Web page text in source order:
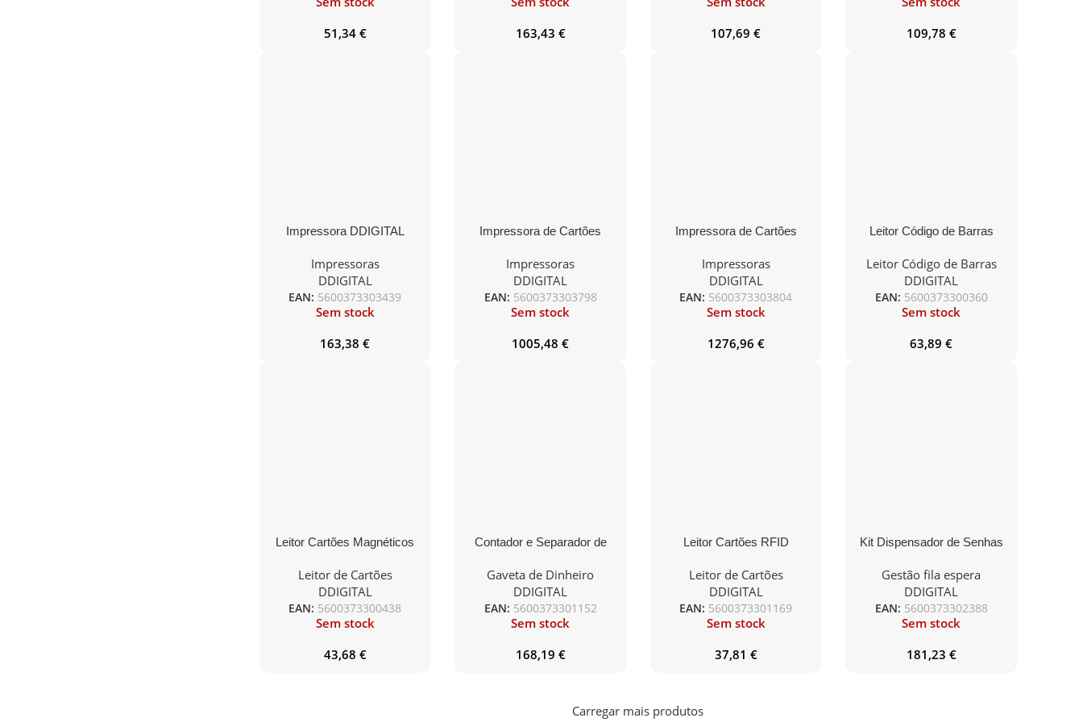
51,34 €
163,43 €
107,69€
109,78 €
Impressora DDIGITAL
IP54 80MM Recibos
/Etiquetas – L36BTDM
Impressoras
DDIGITAL
EAN: 5600373303439
Sem stock
163,38€
Impressora de Cartões
USB/Ethernet
Impressoras
DDIGITAL
EAN: 5600373303798
Sem stock
1005,48€
Impressora de Cartões
side / Magnetic Encoder –
US/Ethernet
Impressoras
DDIGITAL
EAN: 5600373303804
Sem stock
1276,96 €
Leitor Código de Barras
BTS110 – c/ Pen
USB/Bluetooth
Leitor Código de Barras
DDIGITAL
EAN: 5600373300360
Sem stock
63,89€
Leitor Cartões Magnéticos
M123
Leitor de Cartões
DDIGITAL
EAN: 5600373300438
Sem stock
43,68 €
Contador e Separador de
Gaveta de Dinheiro
DDIGITAL
EAN: 5600373301152
Sem stock
168,19 €
Leitor Cartões RFID
USB 125Khz EM
Leitor de Cartões
DDIGITAL
EAN: 5600373301169
Sem stock
37,81 €
Kit Dispensador de Senhas
Display
Gestão fila espera
DDIGITAL
EAN: 5600373302388
Sem stock
181,23 €
Carregar mais produtos